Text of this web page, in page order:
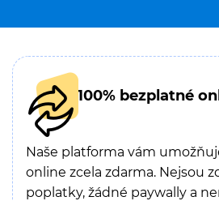
100% bezplatné
Naše platforma vám
online zcela zdarma. Nejsou
poplatky, žádné paywally a